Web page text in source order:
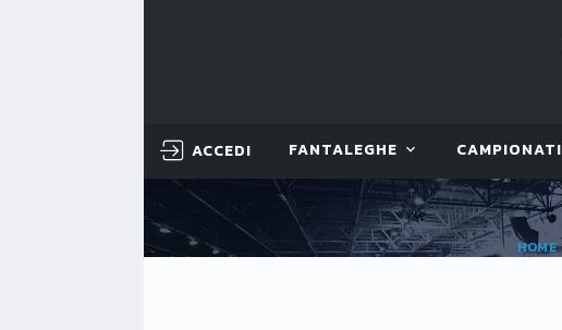
ACCEDI FANTALEGHE CAMPIONATI
HOME